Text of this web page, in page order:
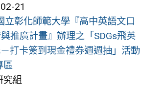
21
立彰化師範大學『高中英語文口
推廣計畫』辦理之「SDGs飛英
打卡簽到現金禮券週週抽」活動
區
究組